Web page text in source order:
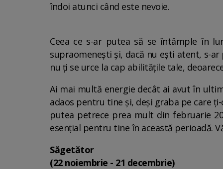
îndoi atunci când este nevoie.
Ceea ce s-ar putea să se întâmple în
supraomenești și, dacă nu ești atent, s-
nu ți se urce la cap abilitățile tale,
Ai mai multă energie decât ai avut în
adaos pentru tine și, deși graba pe care
putea petrece prea mult din februarie
esențial pentru tine în această perioadă.
Săgetător
(22 noiembrie - 21 decembrie)